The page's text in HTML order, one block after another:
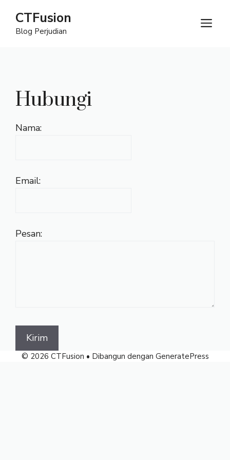
CTFusion
Blog Perjudian
Hubungi
Nama:
Email:
Pesan:
© 2026 CTFusion • Dibangun dengan GeneratePress